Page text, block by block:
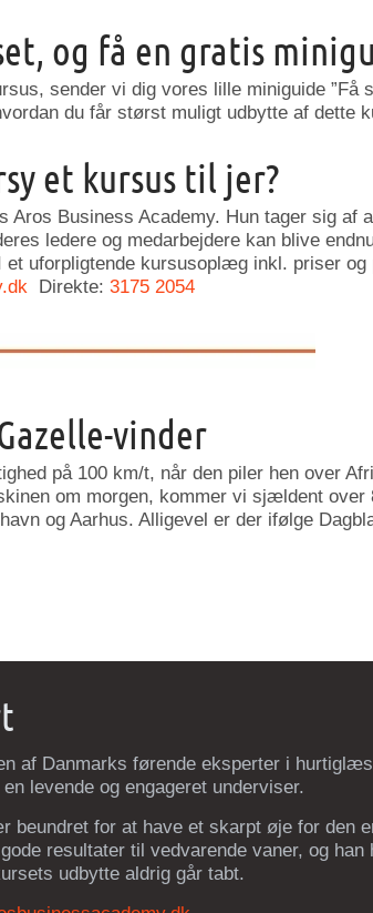
og få en gratis
sender vi dig vores lille miniguide ”Få
du får størst muligt udbytte af dette
et kursus til jer?
Aros Business Academy. Hun tager sig
ledere og medarbejdere kan blive
et uforpligtende kursusoplæg inkl. priser og
Direkte: 3175 2054
vinder
på 100 km/t, når den piler hen over
om morgen, kommer vi sjældent
og Aarhus. Alligevel er der ifølge
af Danmarks førende eksperter i
levende og engageret underviser.
beundret for at have et skarpt øje for den
resultater til vedvarende vaner, og
udbytte aldrig går tabt.